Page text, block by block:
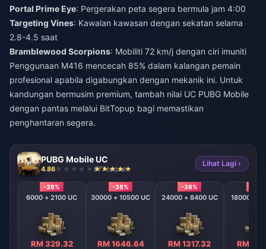
Portal Prime Eye: Pergerakan peta segera bermula jam 4:00
Targeting Vines: Kawalan kawasan dengan sekatan selama
2.8-4.5 saat
Bramblewood Scorpions: Mobiliti 72 km/j dengan ciri imuniti
Penggunaan M416 mencecah 85% dalam kalangan pemain
profesional apabila digabungkan dengan mekanik ini. Untuk
kandungan bermusim premium, tambah nilai UC PUBG Mobile
dengan pantas melalui BitTopup bagi memastikan
penghantaran segera.
PUBG Mobile UC
4.86 877 terjual
Lihat Lagi ›
-38%
6000 + 2100 UC
RM 329.32
-38%
30000 + 10500 UC
RM 1646.64
-38%
24000 + 8400 UC
RM 1317.32
18000 +
RM